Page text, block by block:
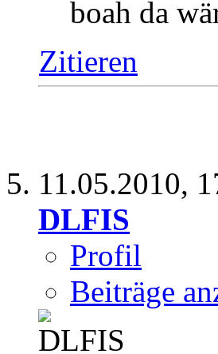
boah da
Zitieren
11.05.2010,
DLFIS
Profil
Beiträge